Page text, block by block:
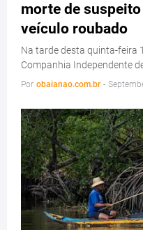
morte de
veículo roubado
Na tarde desta quinta-feira
Companhia Independente
Por obaianao.com.br -